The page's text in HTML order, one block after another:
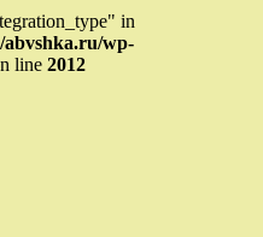
in
abvshka.ru/wp-
line 2012